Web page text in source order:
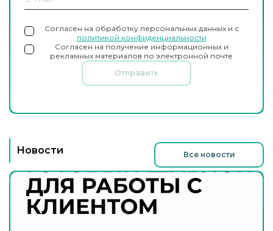
Согласен на обработку персональных данных и с
политикой конфиденциальности
Согласен на получение информационных и
рекламных материалов по электронной почте
Отправить
Новости Все новости